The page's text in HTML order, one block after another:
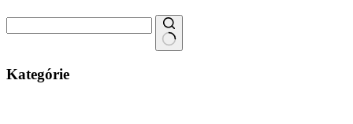
Kategórie